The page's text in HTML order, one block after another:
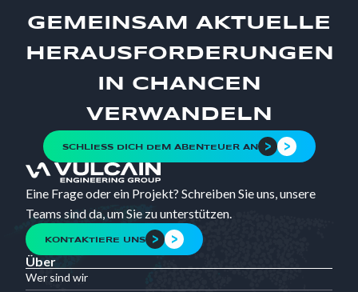
GEMEINSAM AKTUELLE
HERAUSFORDERUNGEN
IN CHANCEN
VERWANDELN
SCHLIESS DICH DEM ABENTEUER AN
Eine Frage oder ein Projekt? Schreiben Sie uns, unsere
Teams sind da, um Sie zu unterstützen.
KONTAKTIERE UNS
Über
Wer sind wir